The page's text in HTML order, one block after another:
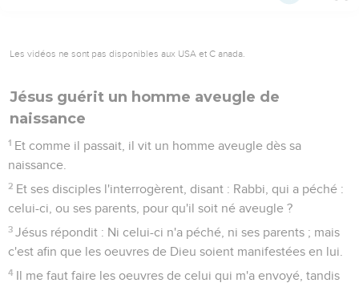
Les vidéos ne sont pas disponibles aux USA et C anada.
Jésus guérit un homme aveugle de
naissance
1 Et comme il passait, il vit un homme aveugle dès sa
naissance.
2 Et ses disciples l'interrogèrent, disant : Rabbi, qui a péché :
celui-ci, ou ses parents, pour qu'il soit né aveugle ?
3 Jésus répondit : Ni celui-ci n'a péché, ni ses parents ; mais
c'est afin que les oeuvres de Dieu soient manifestées en lui.
4 Il me faut faire les oeuvres de celui qui m'a envoyé, tandis